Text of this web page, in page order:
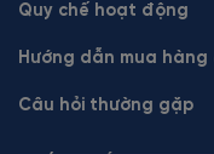
Quy chế hoạt động
Hướng dẫn mua
Câu hỏi thường gặp